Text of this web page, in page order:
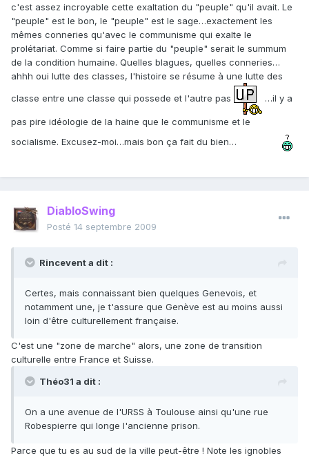
c'est assez incroyable cette exaltation du "peuple" qu'il avait. Le
"peuple" est le bon, le "peuple" est le sage…exactement les
mêmes conneries qu'avec le communisme qui exalte le
prolétariat. Comme si faire partie du "peuple" serait le summum
de la condition humaine. Quelles blagues, quelles conneries…
ahhh oui lutte des classes, l'histoire se résume à une lutte des
classe entre une classe qui possede et l'autre pas
…il y a
pas pire idéologie de la haine que le communisme et le
socialisme. Excusez-moi…mais bon ça fait du bien…
DiabloSwing
Posté 14 septembre 2009
Rincevent a dit :
Certes, mais connaissant bien quelques Genevois, et
notamment une, je t'assure que Genève est au moins aussi
loin d'être culturellement française.
C'est une "zone de marche" alors, une zone de transition
culturelle entre France et Suisse.
Théo31 a dit :
On a une avenue de l'URSS à Toulouse ainsi qu'une rue
Robespierre qui longe l'ancienne prison.
Parce que tu es au sud de la ville peut-être ! Note les ignobles